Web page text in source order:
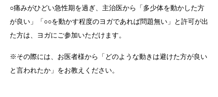
○痛みがひどい急性期を過ぎ、主治医から「多少体を動かした方
が良い」「○○を動かす程度のヨガであれば問題無い」と許可が出
た方は、ヨガにご参加いただけます。
※その際には、お医者様から「どのような動きは避けた方が良い
と言われたか」をお教えください。